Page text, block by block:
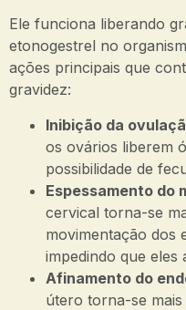
Ele funciona liberando
etonogestrel no
ações principais que
gravidez:
Inibição da
os ovários liberem
possibilidade de
Espessamento do
cervical torna-se
movimentação dos
impedindo que eles
Afinamento do
útero torna-se